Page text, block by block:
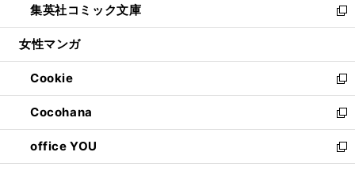
く
で
開
ド
ウ
開
く
ィ
ン
ウ
で
開
く
い
ウ
ン
ド
ウ
で
開
く
集英社コミック文庫
新
し
ウ
ィ
ン
ド
ウ
で
開
女性マンガ
Cookie
新
し
い
ウ
ィ
ン
Cocohana
新
し
い
ウ
office YOU
新
し